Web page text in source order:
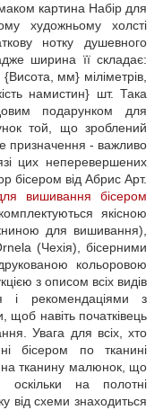
картина Набір для
художньому холсті
нотку душевного
ширина її складає:
мм} міліметрів,
намистин} шт. Така
подарунком для
той, що зроблений
призначення - важливо
цих неперевершених
бісером від Абрис Арт.
вишивання бісером
якісною
для вишивання),
(Чехія), бісерними
кольоровою
з описом всіх видів
і рекомендаціями з
навіть початківець
Увага для всіх, хто
бісером по тканині
на тканину малюнок, що
на полотні
від схеми знаходиться